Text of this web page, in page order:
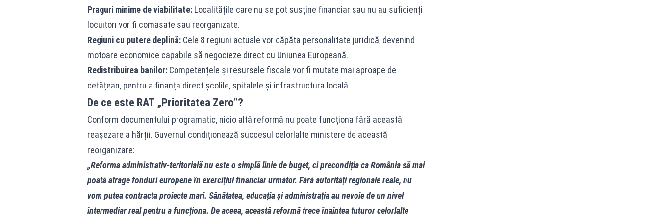
Praguri minime de viabilitate:Localitățile care nu se pot susține financiar sau nu au suficienți
locuitori vor fi comasate sau reorganizate.
Regiuni cu putere deplină:Cele 8 regiuni actuale vor căpăta personalitate juridică, devenind
motoare economice capabile să negocieze direct cu Uniunea Europeană.
Redistribuirea banilor:Competențele și resursele fiscale vor fi mutate mai aproape de
cetățean, pentru a finanța direct școlile, spitalele și infrastructura locală.
De ce este RAT „Prioritatea Zero”?
Conform documentului programatic, nicio altă reformă nu poate funcționa fără această
reașezare a hărții. Guvernul condiționează succesul celorlalte ministere de această
reorganizare:
„Reforma administrativ-teritorială nu este o simplă linie de buget, ci precondiția ca România să mai
poată atrage fonduri europene în exercițiul financiar următor. Fără autorități regionale reale, nu
vom putea contracta proiecte mari. Sănătatea, educația și administrația au nevoie de un nivel
intermediar real pentru a funcționa. De aceea, această reformă trece înaintea tuturor celorlalte